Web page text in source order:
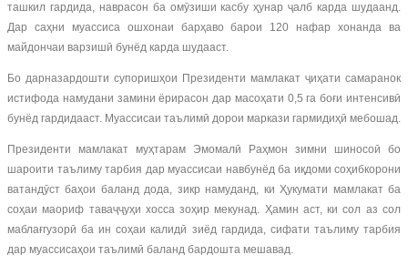
ташкил гардида, наврасон ба омӯзиши касбу ҳунар ҷалб карда шудаанд.
Дар саҳни муассиса ошхонаи барҳаво барои 120 нафар хонанда ва
майдончаи варзишӣ бунёд карда шудааст.
Бо дарназардошти супоришҳои Президенти мамлакат ҷиҳати самаранок
истифода намудани замини ёрирасон дар масоҳати 0,5 га боғи интенсивӣ
бунёд гардидааст. Муассисаи таълимӣ дорои маркази гармидиҳӣ мебошад.
Президенти мамлакат муҳтарам Эмомалӣ Раҳмон зимни шиносоӣ бо
шароити таълиму тарбия дар муассисаи навбунёд ба иқдоми соҳибкорони
ватандӯст баҳои баланд дода, зикр намуданд, ки Ҳукумати мамлакат ба
соҳаи маориф таваҷҷуҳи хосса зоҳир мекунад. Ҳамин аст, ки сол аз сол
маблағгузорӣ ба ин соҳаи калидӣ зиёд гардида, сифати таълиму тарбия
дар муассисаҳои таълимӣ баланд бардошта мешавад.